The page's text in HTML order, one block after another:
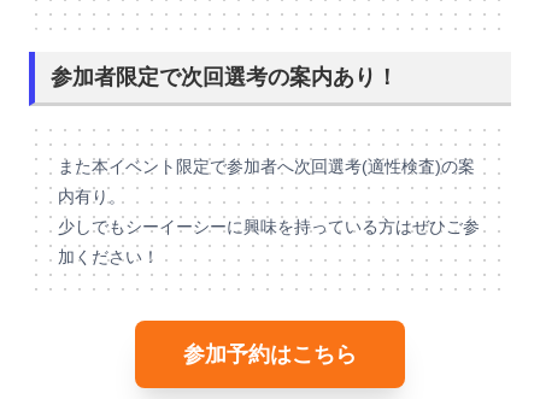
参加者限定で次回選考の案内あり！
また本イベント限定で参加者へ次回選考(適性検査)の案
内有り。
少しでもシーイーシーに興味を持っている方はぜひご参
加ください！
参加予約はこちら